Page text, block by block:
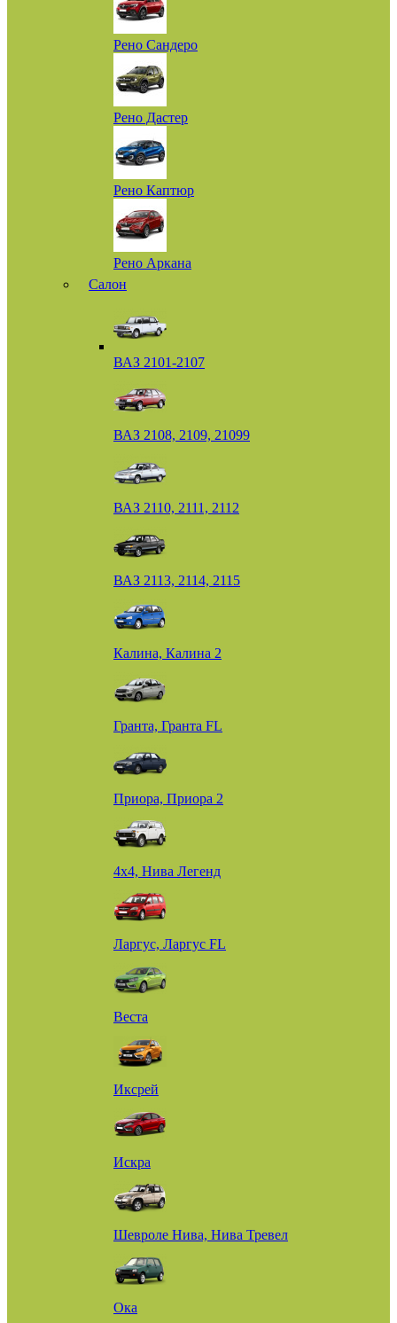
Рено Сандеро
Рено Дастер
Рено Каптюр
Рено Аркана
Салон
ВАЗ 2101-2107
ВАЗ 2108, 2109, 21099
ВАЗ 2110, 2111, 2112
ВАЗ 2113, 2114, 2115
Калина, Калина 2
Гранта, Гранта FL
Приора, Приора 2
4х4, Нива Легенд
Ларгус, Ларгус FL
Веста
Иксрей
Искра
Шевроле Нива, Нива Тревел
Ока